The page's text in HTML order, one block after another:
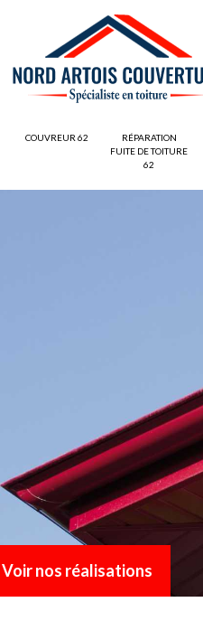
COUVREUR 62
RÉPARATION
FUITE DE TOITURE
62
Voir nos réalisations